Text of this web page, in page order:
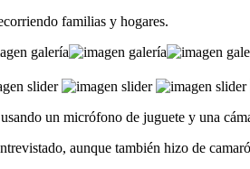
familias y hogares.
un micrófono de juguete y una
aunque también hizo de